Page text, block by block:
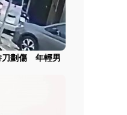
刀劃傷 年輕男